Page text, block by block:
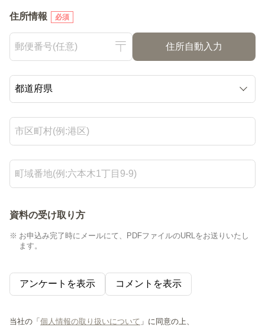
住所情報 必須
住所自動入力
資料の受け取り方
お申込み完了時にメールにて、PDFファイルのURLをお送りいたし
ます。
アンケートを表示 コメントを表示
当社の「 個人情報の取り扱いについて 」に同意の上、